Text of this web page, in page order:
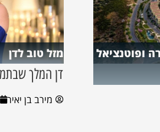
ופוטנציאל
מזל טוב לדן
דן המלך
מירב בן יאיר